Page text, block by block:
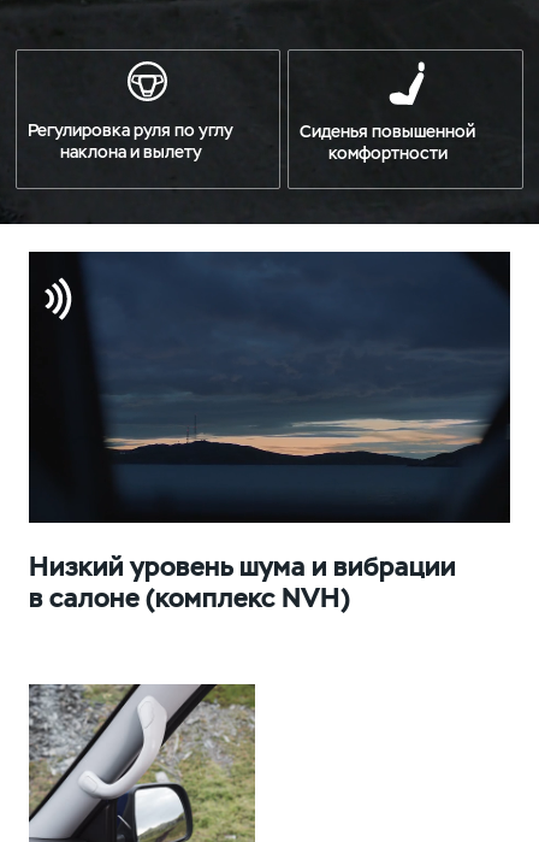
Регулировка руля по углу
наклона и вылету
Сиденья повышенной
комфортности
Низкий уровень шума и вибрации
в салоне (комплекс NVH)